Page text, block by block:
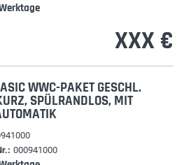
XXX €
WWC-PAKET GESCHL.
SPÜLRANDLOS, MIT
000941000